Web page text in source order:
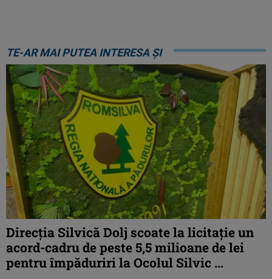
TE-AR MAI PUTEA INTERESA ȘI
Direcția Silvică Dolj scoate la licitație un
acord-cadru de peste 5,5 milioane de lei
pentru împăduriri la Ocolul Silvic ...